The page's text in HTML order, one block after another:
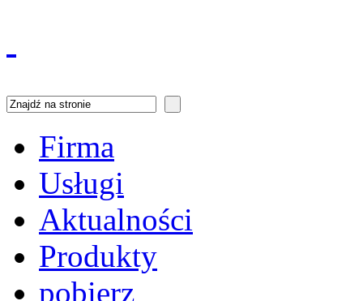
Firma
Usługi
Aktualności
Produkty
pobierz